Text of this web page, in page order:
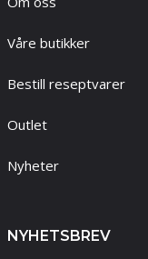
Våre butikker
Bestill reseptvarer
Outlet
Nyheter
NYHETSBREV